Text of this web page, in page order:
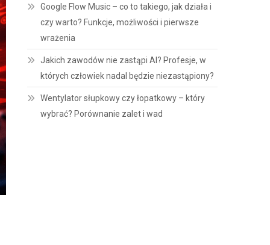
Google Flow Music – co to takiego, jak działa i
czy warto? Funkcje, możliwości i pierwsze
wrażenia
Jakich zawodów nie zastąpi AI? Profesje, w
których człowiek nadal będzie niezastąpiony?
Wentylator słupkowy czy łopatkowy – który
wybrać? Porównanie zalet i wad